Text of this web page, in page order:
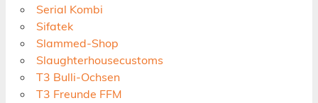
Serial Kombi
Sifatek
Slammed-Shop
Slaughterhousecustoms
T3 Bulli-Ochsen
T3 Freunde FFM